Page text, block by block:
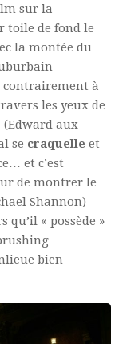
sur la
toile de fond le
la montée du
à
les yeux de
aux
se craquelle et
et c’est
de montrer le
Shannon)
qu’il « possède »
bien